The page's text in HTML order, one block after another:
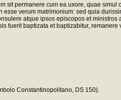
sit permanere cum ea uxore, quae simul
verum matrimonium: sed quia
atque ipsos episcopos et ministros
fuerit baptizata et baptizabitur, remanere
Constantinopolitano, DS 150).